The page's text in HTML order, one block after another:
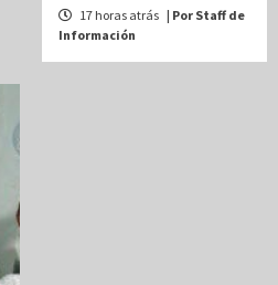
17 horas atrás | Por Staff de
Información